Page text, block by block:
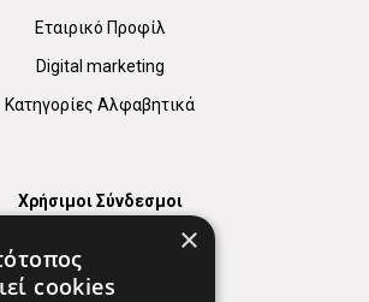
Εταιρικό Προφίλ
Digital marketing
Κατηγορίες Αλφαβητικά
Χρήσιμοι Σύνδεσμοι
Χρήσιμα Τηλέφωνα
×
cookies